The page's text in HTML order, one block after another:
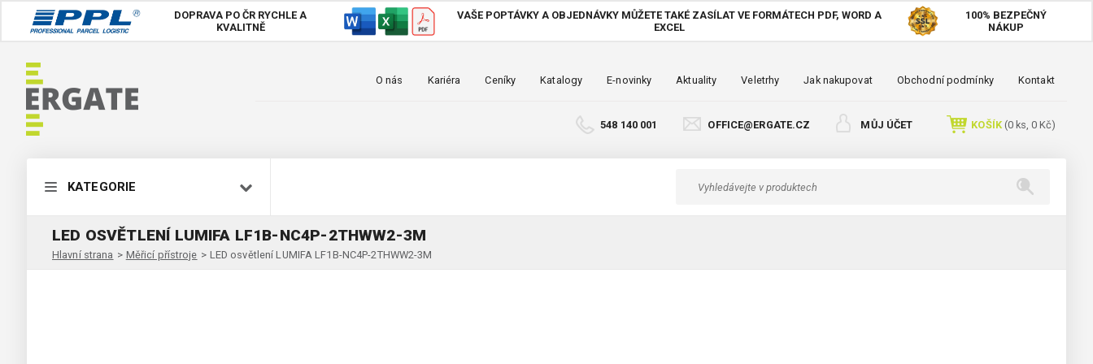
DOPRAVA PO ČR RYCHLE A
KVALITNĚ
VAŠE POPTÁVKY A OBJEDNÁVKY MŮŽETE TAKÉ ZASÍLAT VE FORMÁTECH PDF, WORD A
EXCEL
100% BEZPEČNÝ
NÁKUP
O nás Kariéra Ceníky Katalogy E-novinky Aktuality Veletrhy Jak nakupovat Obchodní podmínky Kontakt
548 140 001 OFFICE@ERGATE.CZ MŮJ ÚČET KOŠÍK(0ks, 0 Kč)
KATEGORIE
LED OSVĚTLENÍ LUMIFA LF1B-NC4P-2THWW2-3M
Hlavní strana > Měřicí přístroje > LED osvětlení LUMIFA LF1B-NC4P-2THWW2-3M